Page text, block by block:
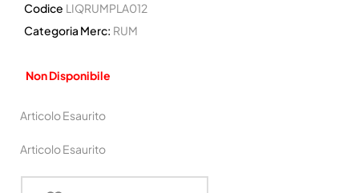
Codice LIQRUMPLA012
Categoria Merc: RUM
Non Disponibile
Articolo Esaurito
Articolo Esaurito